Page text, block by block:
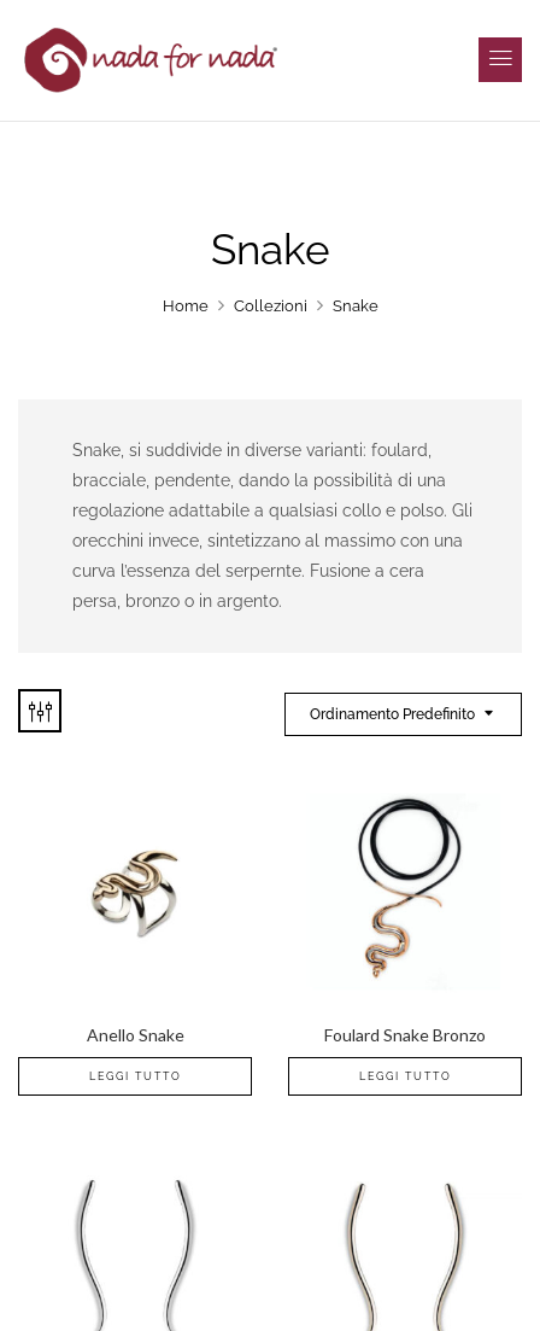
Snake
Home Collezioni Snake
Snake, si suddivide in diverse varianti: foulard,
bracciale, pendente, dando la possibilità di una
regolazione adattabile a qualsiasi collo e polso. Gli
orecchini invece, sintetizzano al massimo con una
curva l’essenza del serpernte. Fusione a cera
persa, bronzo o in argento.
Ordinamento Predefinito
Anello Snake
LEGGI TUTTO
Foulard Snake Bronzo
LEGGI TUTTO